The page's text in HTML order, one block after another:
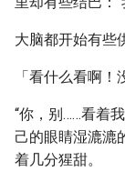
大脑都开始有些
「看什么看啊
“你，别……看着
己的眼睛湿漉漉
着几分猩甜。